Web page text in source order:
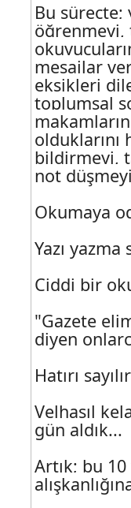
Bu süreçte;
mesajlar
eksikleri
toplumsal
bildirmeyi,
not
Okumaya
Yazı
Ciddi bir
"Gazete
diyen
Hatırı
Velhasıl
gün aldık...
Artık; bu